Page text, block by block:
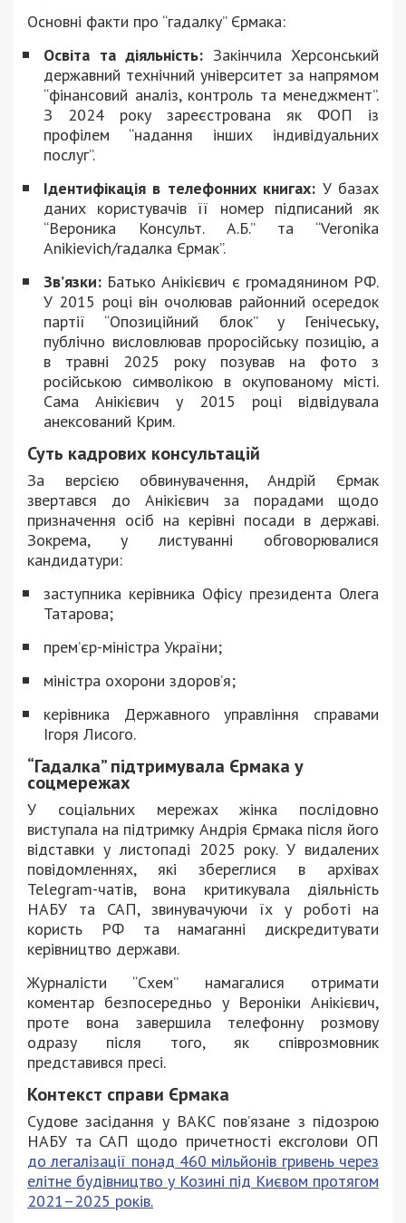
Основні факти про “гадалку” Єрмака:
Освіта та діяльність: Закінчила Херсонський
державний технічний університет за напрямом
“фінансовий аналіз, контроль та менеджмент”.
З 2024 року зареєстрована як ФОП із
профілем “надання інших індивідуальних
послуг”.
Ідентифікація в телефонних книгах: У базах
даних користувачів її номер підписаний як
“Вероника Консульт. А.Б.” та “Veronika
Anikievich/гадалка Єрмак”.
Зв’язки: Батько Анікієвич є громадянином РФ.
У 2015 році він очолював районний осередок
партії “Опозиційний блок” у Генічеську,
публічно висловлював проросійську позицію, а
в травні 2025 року позував на фото з
російською символікою в окупованому місті.
Сама Анікієвич у 2015 році відвідувала
анексований Крим.
Суть кадрових консультацій
За версією обвинувачення, Андрій Єрмак
звертався до Анікієвич за порадами щодо
призначення осіб на керівні посади в державі.
Зокрема, у листуванні обговорювалися
кандидатури:
заступника керівника Офісу президента Олега
Татарова;
прем’єр-міністра України;
міністра охорони здоров’я;
керівника Державного управління справами
Ігоря Лисого.
“Гадалка” підтримувала Єрмака у
соцмережах
У соціальних мережах жінка послідовно
виступала на підтримку Андрія Єрмака після його
відставки у листопаді 2025 року. У видалених
повідомленнях, які збереглися в архівах
Telegram-чатів, вона критикувала діяльність
НАБУ та САП, звинувачуючи їх у роботі на
користь РФ та намаганні дискредитувати
керівництво держави.
Журналісти “Схем” намагалися отримати
коментар безпосередньо у Вероніки Анікієвич,
проте вона завершила телефонну розмову
одразу після того, як співрозмовник
представився пресі.
Контекст справи Єрмака
Судове засідання у ВАКС пов’язане з підозрою
НАБУ та САП щодо причетності ексголови ОП
до легалізації понад 460 мільйонів гривень через
елітне будівництво у Козині під Києвом протягом
2021–2025 років.